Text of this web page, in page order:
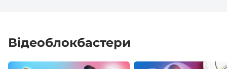
Відеоблокбастери